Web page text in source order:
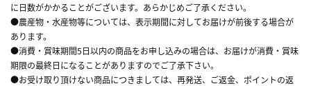
に日数がかかることがございます。あらかじめご了承ください。
●農産物・水産物等については、表示期間に対してお届けが前後する場合が
あります。
●消費・賞味期間5日以内の商品をお申し込みの場合は、お届けが消費・賞味
期限の最終日になることがありますのでご了承下さい。
●お受け取り頂けない商品につきましては、再発送、ご返金、ポイントの返